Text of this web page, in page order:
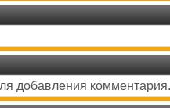
добавления комментария.